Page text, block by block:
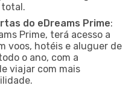
total.
do eDreams Prime:
Prime, terá acesso a
voos, hotéis e aluguer de
o ano, com a
viajar com mais